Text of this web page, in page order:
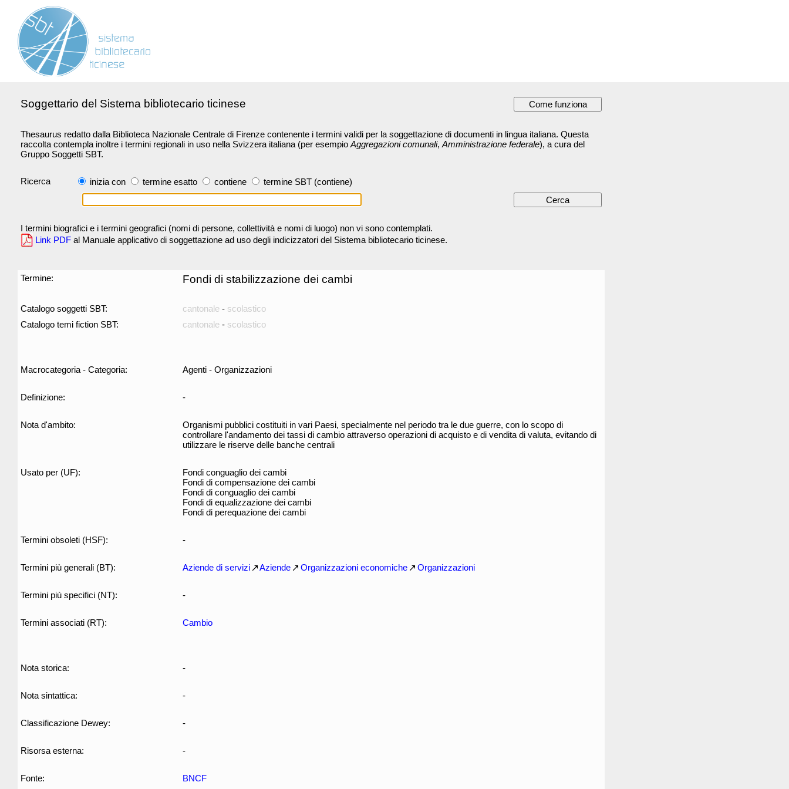
Soggettario del Sistema bibliotecario ticinese
Thesaurus redatto dalla Biblioteca Nazionale Centrale di Firenze contenente i termini validi per la soggettazione di documenti in lingua italiana. Questa
raccolta contempla inoltre i termini regionali in uso nella Svizzera italiana (per esempio Aggregazioni comunali, Amministrazione federale), a cura del
Gruppo Soggetti SBT.
Ricerca inizia con termine esatto contiene termine SBT (contiene)
I termini biografici e i termini geografici (nomi di persone, collettività e nomi di luogo) non vi sono contemplati.
Link PDF al Manuale applicativo di soggettazione ad uso degli indicizzatori del Sistema bibliotecario ticinese.
Termine: Fondi di stabilizzazione dei cambi
Catalogo soggetti SBT: cantonale - scolastico
Catalogo temi fiction SBT:
cantonale - scolastico
Macrocategoria - Categoria: Agenti - Organizzazioni
Definizione: -
Nota d'ambito:
Organismi pubblici costituiti in vari Paesi, specialmente nel periodo tra le due guerre, con lo scopo di
controllare l'andamento dei tassi di cambio attraverso operazioni di acquisto e di vendita di valuta, evitando di
utilizzare le riserve delle banche centrali
Usato per (UF):
Fondi conguaglio dei cambi
Fondi di compensazione dei cambi
Fondi di conguaglio dei cambi
Fondi di equalizzazione dei cambi
Fondi di perequazione dei cambi
Termini obsoleti (HSF): -
Termini più generali (BT): Aziende di servizi Aziende Organizzazioni economiche Organizzazioni
Termini più specifici (NT): -
Termini associati (RT): Cambio
Nota storica: -
Nota sintattica: -
Classificazione Dewey: -
Risorsa esterna: -
Fonte: BNCF